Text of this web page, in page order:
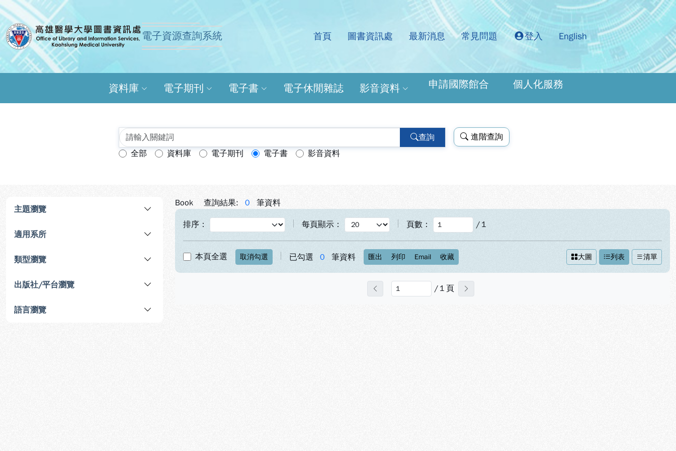
跳到主要內容
:::
高雄醫學大學圖書資訊處電子資源查詢系統
電子資源查詢系統 首頁 圖書資訊處 最新消息 常見問題 登入 English
資料庫 電子期刊 電子書 電子休閒雜誌 影音資料 申請國際館合 個人化服務
:::
查詢 進階查詢
查詢模式：
全部 資料庫 電子期刊 電子書 影音資料
主題瀏覽
適用系所
類型瀏覽
出版社/平台瀏覽
語言瀏覽
Book 查詢結果: 0 筆資料
排序： 每頁顯示： 頁數： / 1
本頁全選 取消勾選 已勾選 0 筆資料 匯出 列印 Email 收藏 大圖 列表 清單
上一頁 / 1 頁